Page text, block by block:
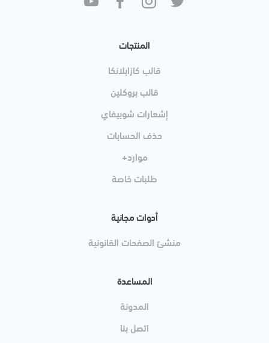
المنتجات
قالب كازابلانكا
قالب بروكلين
إشعارات شوبيفاي
حذف الحسابات
موارد+
طلبات خاصة
أدوات مجانية
منشئ الصفحات القانونية
المساعدة
المدونة
اتصل بنا